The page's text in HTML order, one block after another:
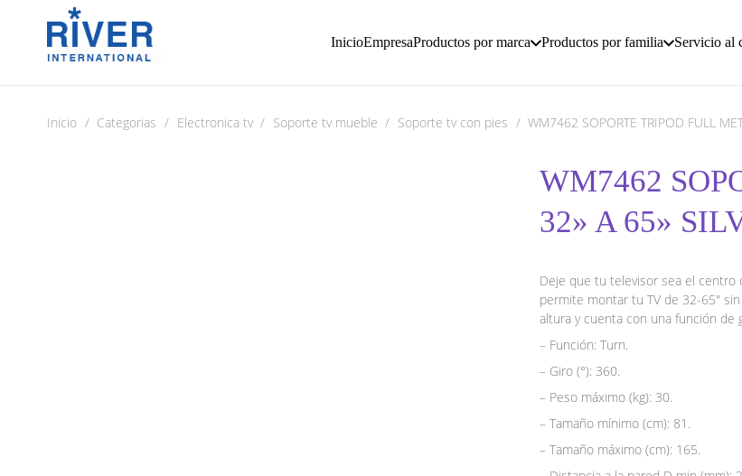
InicioEmpresaProductos por marca Productos por familia Servicio al
Inicio / Categorias / Electronica tv / Soporte tv mueble / Soporte tv con pies / WM7462 SOPORTE TRIPOD FULL
WM7462
32» A 65»
Deje que tu televisor sea el centro
permite montar tu TV de 32-65″
altura y cuenta con una función de
– Función: Turn.
– Giro (°): 360.
– Peso máximo (kg): 30.
– Tamaño mínimo (cm): 81.
– Tamaño máximo (cm): 165.